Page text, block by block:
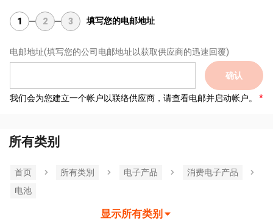
1 2 3 填写您的电邮地址
电邮地址(填写您的公司电邮地址以获取供应商的迅速回覆)
确认
我们会为您建立一个帐户以联络供应商，请查看电邮并启动帐户。
所有类别
首页 所有类別 电子产品
消费电子产品
电池
显示所有类别